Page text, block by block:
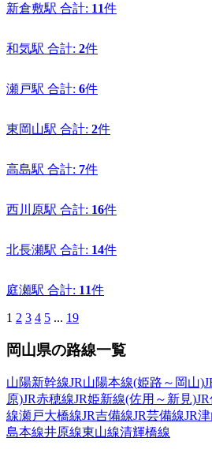
新倉敷駅 合計: 11件
和気駅 合計: 2件
瀬戸駅 合計: 6件
東岡山駅 合計: 2件
高島駅 合計: 7件
西川原駅 合計: 16件
北長瀬駅 合計: 14件
庭瀬駅 合計: 11件
1 2 3 4 5 ... 19
岡山県の路線一覧
山陽新幹線JR山陽本線(姫路～岡山)
原)JR赤穂線JR姫新線(佐用～新見)
線瀬戸大橋線JR吉備線JR芸備線JR
島本線井原線東山線清輝橋線